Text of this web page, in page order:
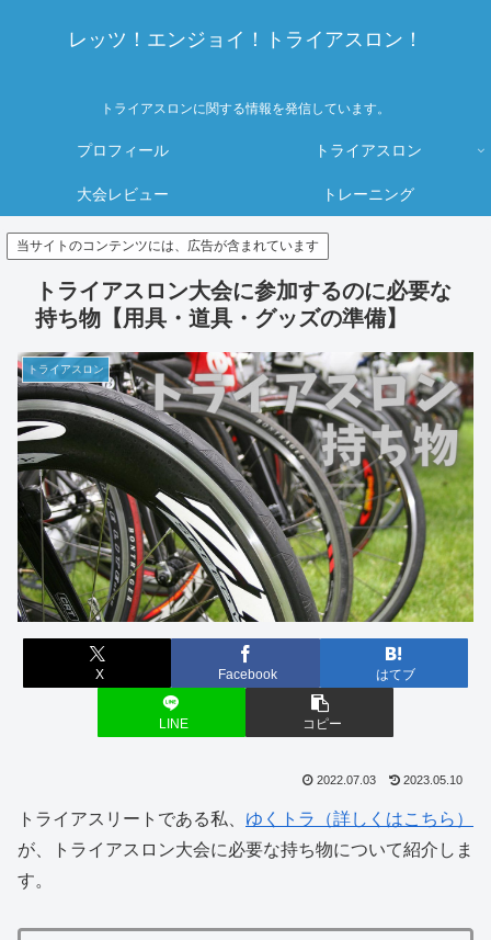
レッツ！エンジョイ！トライアスロン！
トライアスロンに関する情報を発信しています。
プロフィール トライアスロン
大会レビュー トレーニング
当サイトのコンテンツには、広告が含まれています
トライアスロン大会に参加するのに必要な
持ち物【用具・道具・グッズの準備】
トライアスロン
X Facebook はてブ
LINE コピー
2022.07.03 2023.05.10
トライアスリートである私、 ゆくトラ（詳しくはこちら）
が、トライアスロン大会に必要な持ち物について紹介しま
す。